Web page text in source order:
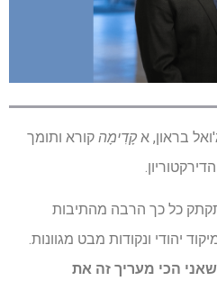
בראון, א קָדִימָה קורא ותומך
כל כך הרבה מהתיבות
יהודי ונקודות מבט מגוונות.
הכי מעריך זה את